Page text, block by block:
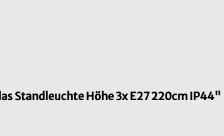
Standleuchte Höhe 3x E27 220cm IP44"